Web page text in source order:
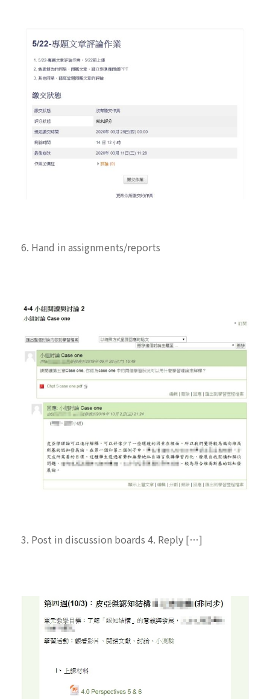
6. Hand in assignments/reports
3. Post in discussion boards 4. Reply […]